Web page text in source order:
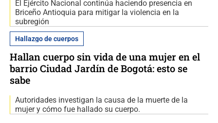
El Ejército Nacional continúa haciendo presencia en
Briceño Antioquia para mitigar la violencia en la
subregión
Hallazgo de cuerpos
Hallan cuerpo sin vida de una mujer en el
barrio Ciudad Jardín de Bogotá: esto se
sabe
Autoridades investigan la causa de la muerte de la
mujer y cómo fue hallado su cuerpo.